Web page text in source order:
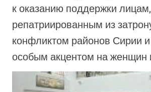
к оказанию поддержки лицам,
репатриированным из
конфликтом районов Сирии
особым акцентом на женщин